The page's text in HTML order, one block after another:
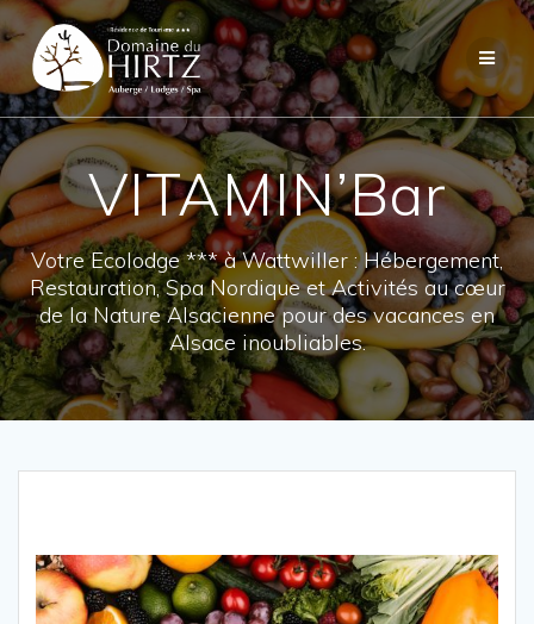
Skip
to
content
VITAMIN’Bar
Votre Ecolodge *** à Wattwiller : Hébergement,
Restauration, Spa Nordique et Activités au cœur
de la Nature Alsacienne pour des vacances en
Alsace inoubliables.